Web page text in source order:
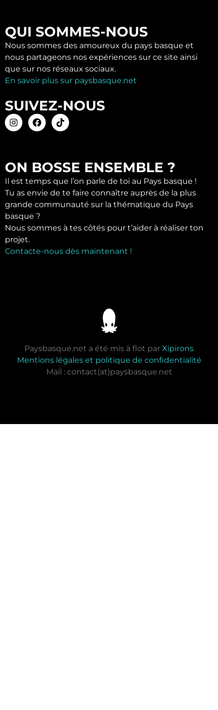
QUI SOMMES-NOUS
Nous sommes des amoureux du pays basque et
nous partageons nos expériences sur ce site ainsi
que sur nos réseaux sociaux.
En savoir plus sur paysbasque.net
SUIVEZ-NOUS
ON BOSSE ENSEMBLE ?
Il est temps que l’on parle de toi au Pays basque !
Tu as envie de te faire connaître auprès de la plus
grande communauté sur la thématique du Pays
basque ?
Nous sommes à tes côtés pour t’aider à réaliser ton
projet.
Contacte-nous dès maintenant !
Paysbasque.net a été mis à flot par Xipirons
Mentions légales et politique de confidentialité
Mail : contact(at)paysbasque.net